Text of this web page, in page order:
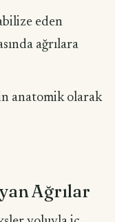
eden
ağrılara
anatomik olarak
Ağrılar